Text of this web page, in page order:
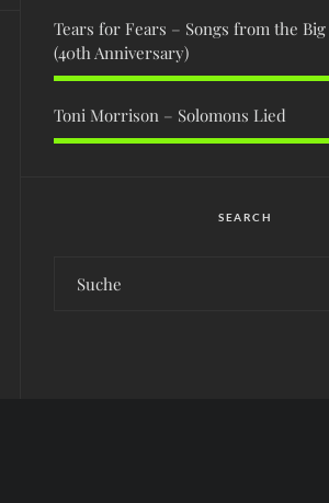
Tears for Fears – Songs from the
(40th Anniversary)
Toni Morrison – Solomons Lied
SEARCH